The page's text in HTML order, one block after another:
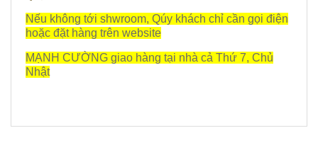
Nếu không tới shwroom, Qúy khách chỉ cần gọi điện
hoặc đặt hàng trên website
MẠNH CƯỜNG giao hàng tại nhà cả Thứ 7, Chủ
Nhật